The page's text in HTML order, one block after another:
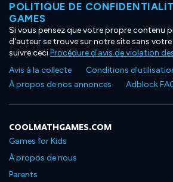
POLITIQUE DE
GAMES
Si vous pensez que votre propre contenu
d'auteur se trouve sur notre site sans
suivre ceciProcédure d'avis de violation
Avis à la collecte
Conditions
À propos de nos annonces
Adblock
COOLMATHGAMES.COM
Games for Kids
À propos de nous
Parents